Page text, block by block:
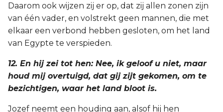
Daarom ook wijzen zij er op, dat zij allen zonen zijn
van één vader, en volstrekt geen mannen, die met
elkaar een verbond hebben gesloten, om het land
van Egypte te verspieden.
12. En hij zei tot hen: Nee, ik geloof u niet, maar
houd mij overtuigd, dat gij zijt gekomen, om te
bezichtigen, waar het land bloot is.
Jozef neemt een houding aan, alsof hij hen